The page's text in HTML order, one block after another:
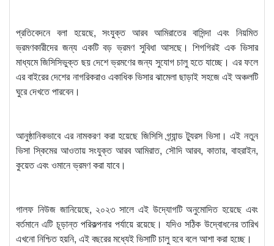
প্রতিবেদনে বলা হয়েছে, সংযুক্ত আরব আমিরাতের বাসিন্দা এবং নিয়মিত
ভ্রমণকারীদের জন্য একটি বড় ভ্রমণ সুবিধা আসছে। শিগগিরই এক ভিসার
মাধ্যমে জিসিসিভুক্ত ছয় দেশে ভ্রমণের জন্য সুযোগ চালু হতে যাচ্ছে। এর ফলে
এর বাইরের দেশের নাগরিকরাও একাধিক ভিসার ঝামেলা ছাড়াই সহজে এই অঞ্চলটি
ঘুরে দেখতে পারবেন।
আনুষ্ঠানিকভাবে এর নামকরণ করা হয়েছে জিসিসি গ্র্যান্ড ট্যুরস ভিসা। এই নতুন
ভিসা স্কিমের আওতায় সংযুক্ত আরব আমিরাত, সৌদি আরব, কাতার, বাহরাইন,
কুয়েত এবং ওমানে ভ্রমণ করা যাবে।
গালফ নিউজ জানিয়েছে, ২০২৩ সালে এই উদ্যোগটি অনুমোদিত হয়েছে এবং
বর্তমানে এটি চূড়ান্ত পরিকল্পনার পর্যায়ে রয়েছে। যদিও সঠিক উদ্বোধনের তারিখ
এখনো নিশ্চিত হয়নি, এই বছরের মধ্যেই ভিসাটি চালু হবে বলে আশা করা হচ্ছে।